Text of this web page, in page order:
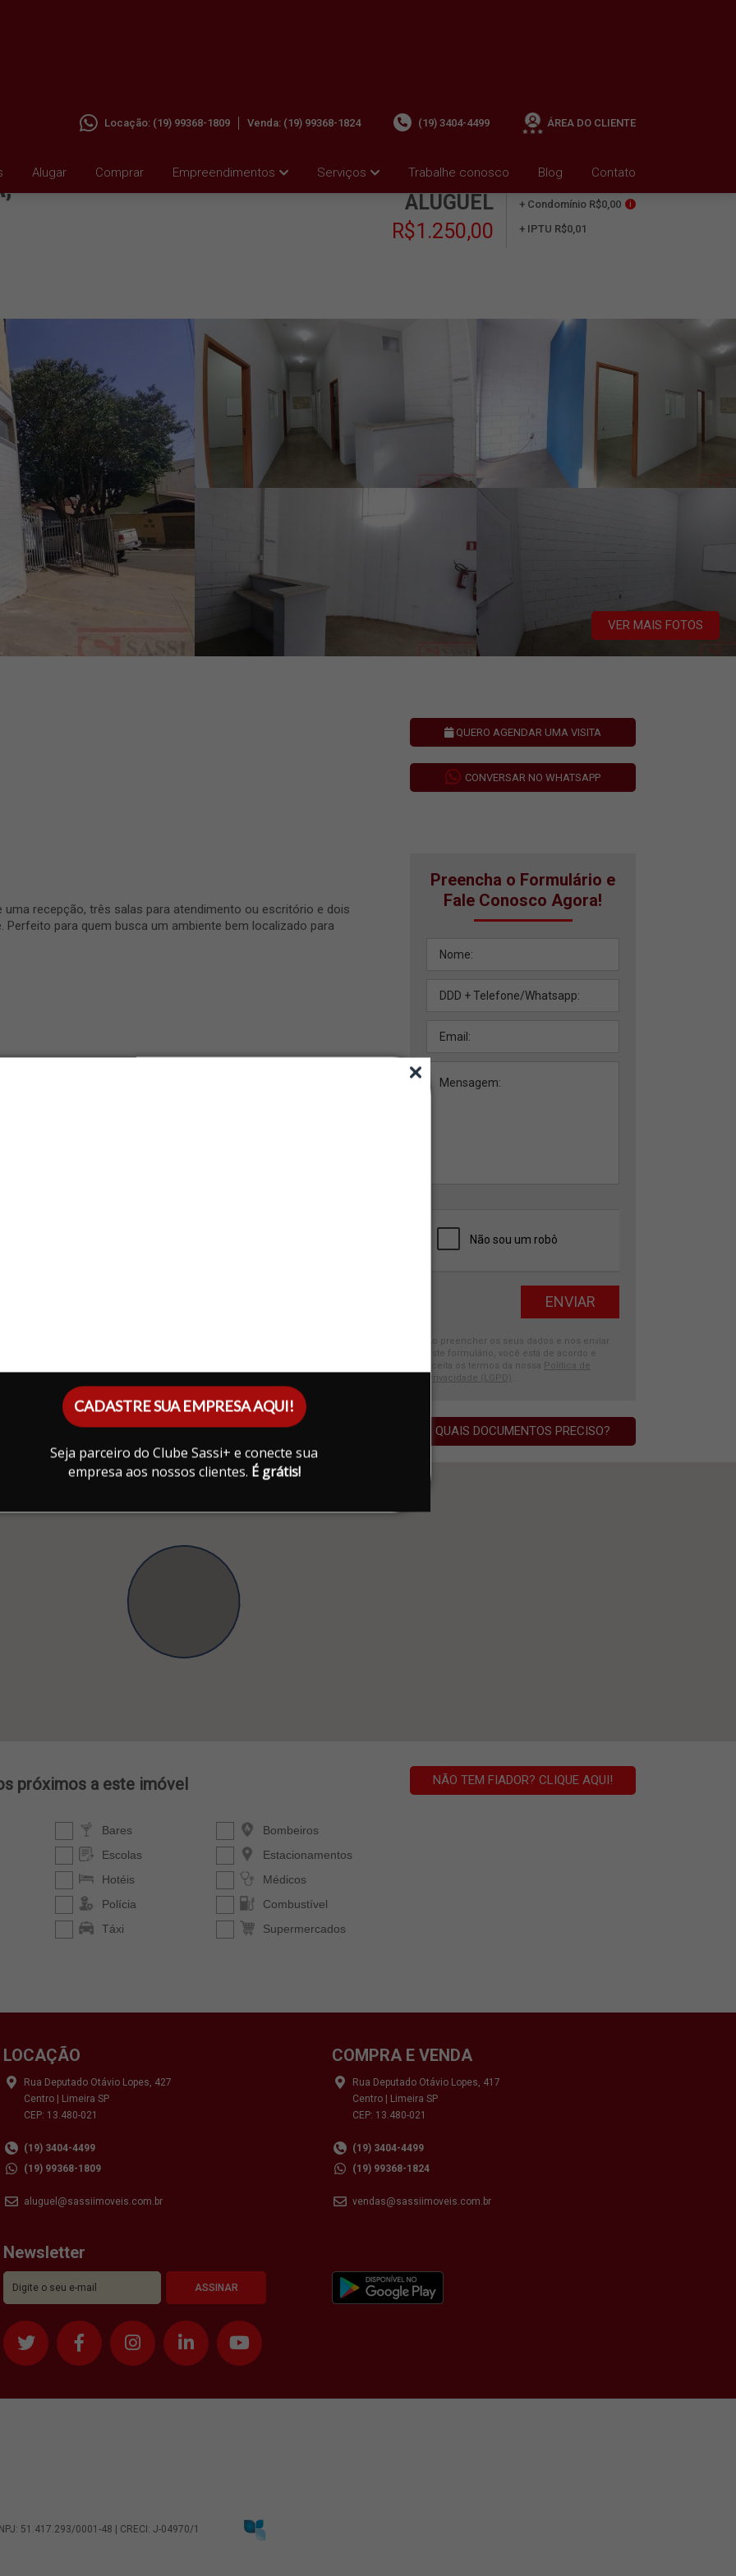
CADASTRE SUA EMPRESA AQUI!
Seja parceiro do Clube Sassi+ e conecte sua
empresa aos nossos clientes. É grátis!
Alugar Comprar Empreendimentos Serviços Trabalhe conosco Blog Contato
Locação: (19) 99368-1809 Venda: (19) 99368-1824 (19) 3404-4499 ÁREA DO CLIENTE
ALUGUEL
R$1.250,00
+ Condomínio R$0,00 i
+ IPTU R$0,01
VER MAIS FOTOS
QUERO AGENDAR UMA VISITA
CONVERSAR NO WHATSAPP
recepção, três salas para atendimento ou escritório e dois
para quem busca um ambiente bem localizado para
Preencha o Formulário e
Fale Conosco Agora!
Ao preencher os seus dados e nos enviar
este formulário, você está de acordo e
aceita os termos da nossa
Política de
Privacidade (LGPD)
QUAIS DOCUMENTOS PRECISO?
LOCAÇÃO
Rua Deputado Otávio Lopes, 427
Centro | Limeira SP
CEP: 13.480-021
(19) 3404-4499
(19) 99368-1809
aluguel@sassiimoveis.com.br
COMPRA E VENDA
Rua Deputado Otávio Lopes, 417
Centro | Limeira SP
CEP: 13.480-021
(19) 3404-4499
(19) 99368-1824
vendas@sassiimoveis.com.br
Newsletter
51.417.293/0001-48 | CRECI: J-04970/1